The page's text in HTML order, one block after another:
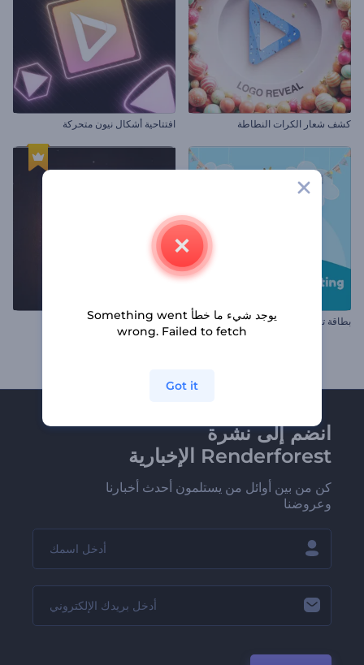
كشف شعار الكرات النطاطة افتتاحية أشكال نيون متحركة
بطاقة تهنئة ليوم الطفولة شعار اللحام الملهم
انضم إلى نشرة
Renderforest الإخبارية
كن من بين أوائل من يستلمون أحدث أخبارنا
وعروضنا
يوجد شيء ما خطأ Something went
wrong. Failed to fetch
Got it